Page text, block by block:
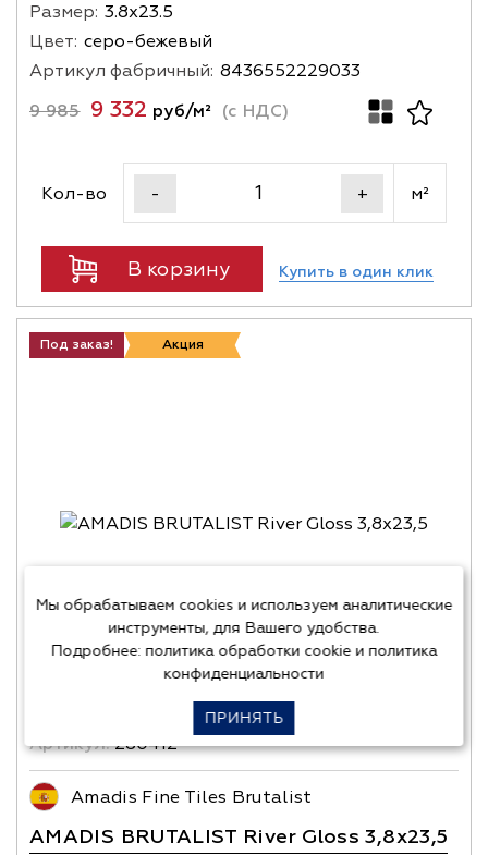
Размер: 3.8х23.5
Цвет: серо-бежевый
Артикул фабричный: 8436552229033
9 985 9 332 руб/м² (с НДС)
Кол-во - + м²
В корзину Купить в один клик
Под заказ! Акция
Артикул:280412
Amadis Fine Tiles Brutalist
AMADIS BRUTALIST River Gloss 3,8х23,5
Мы обрабатываем cookies и используем аналитические
инструменты, для Вашего удобства.
Подробнее: политика обработки cookieи политика
конфиденциальности
ПРИНЯТЬ